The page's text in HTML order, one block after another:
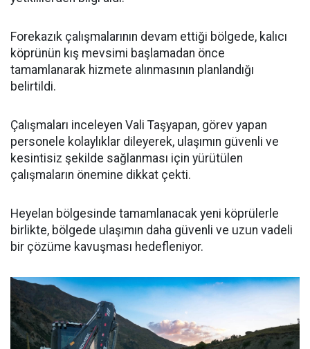
Forekazık çalışmalarının devam ettiği bölgede, kalıcı
köprünün kış mevsimi başlamadan önce
tamamlanarak hizmete alınmasının planlandığı
belirtildi.
Çalışmaları inceleyen Vali Taşyapan, görev yapan
personele kolaylıklar dileyerek, ulaşımın güvenli ve
kesintisiz şekilde sağlanması için yürütülen
çalışmaların önemine dikkat çekti.
Heyelan bölgesinde tamamlanacak yeni köprülerle
birlikte, bölgede ulaşımın daha güvenli ve uzun vadeli
bir çözüme kavuşması hedefleniyor.